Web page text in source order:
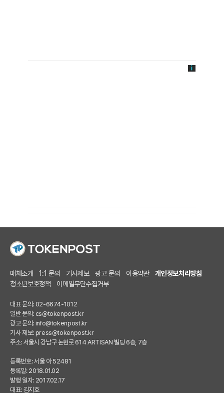
매체소개 1:1 문의 기사제보 광고 문의 이용약관
개인정보처리방침
청소년보호정책
이메일무단수집거부
대표 문의: 02-6674-1012
일반 문의: cs@tokenpost.kr
광고 문의: info@tokenpost.kr
기사 제보: press@tokenpost.kr
주소: 서울시 강남구 논현로 614 ARTISAN 빌딩 6층, 7층
등록번호: 서울 아 52481
등록일: 2018.01.02
발행 일자: 2017.02.17
대표: 김지호